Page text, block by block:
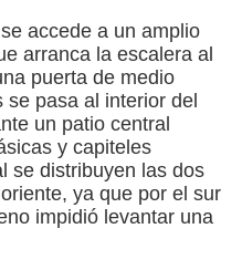
accede a un amplio
arranca la escalera al
puerta de medio
se pasa al interior del
un patio central
y capiteles
se distribuyen las dos
ya que por el sur
impidió levantar una